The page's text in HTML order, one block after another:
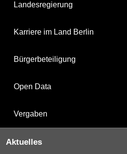
Landesregierung
Karriere im Land Berlin
Bürgerbeteiligung
Open Data
Vergaben
Aktuelles